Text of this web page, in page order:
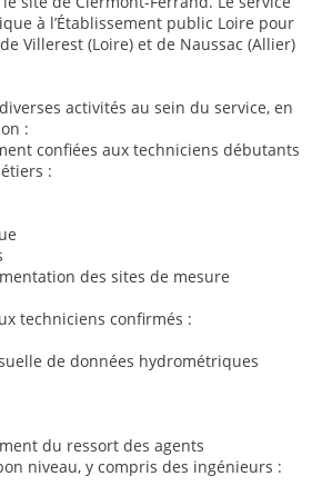
à l’Établissement public Loire pour
Villerest (Loire) et de Naussac (Allier)
activités au sein du service, en
:
confiées aux techniciens débutants
:
des sites de mesure
techniciens confirmés :
de données hydrométriques
du ressort des agents
niveau, y compris des ingénieurs :